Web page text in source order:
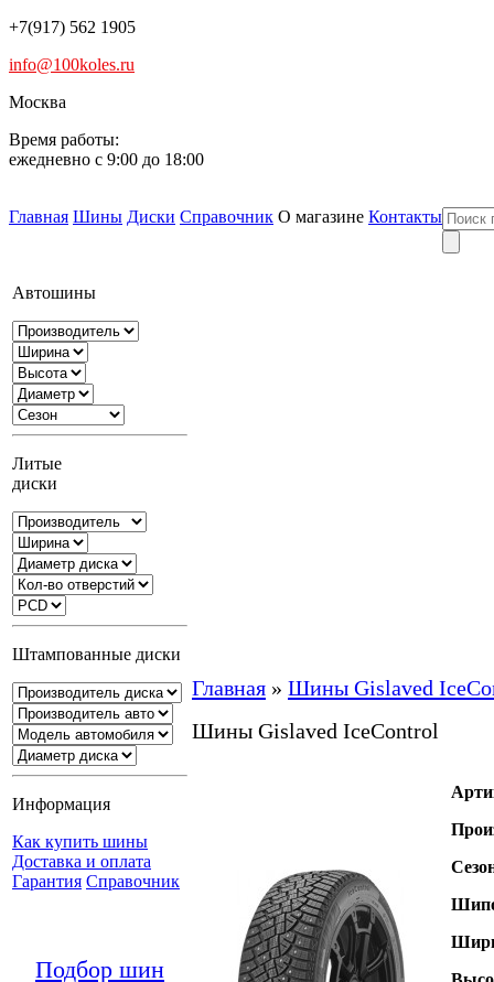
+7(917) 562 1905
info@100koles.ru
Москва
Время работы:
ежедневно с 9:00 до 18:00
Главная Шины Диски Справочник О магазине Контакты
Автошины
Литые
диски
Штампованные диски
Информация
Как купить шины
Доставка и оплата
Гарантия Справочник
Подбор шин
Главная » Шины Gislaved
Шины Gislaved IceControl